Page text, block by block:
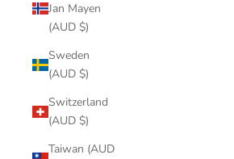
Jan Mayen
(AUD $)
Sweden
(AUD $)
Switzerland
(AUD $)
Taiwan (AUD